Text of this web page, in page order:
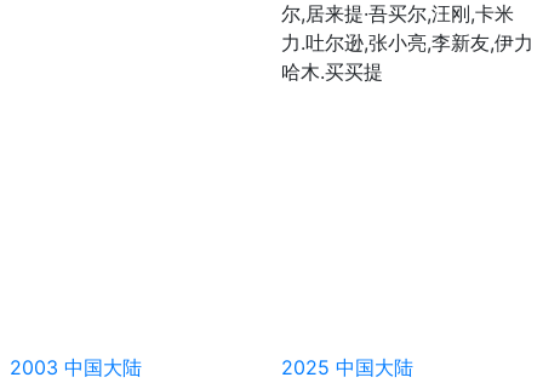
尔,居来提·吾买尔,汪刚,卡米
力.吐尔逊,张小亮,李新友,伊力
哈木.买买提
2003 中国大陆
2025 中国大陆